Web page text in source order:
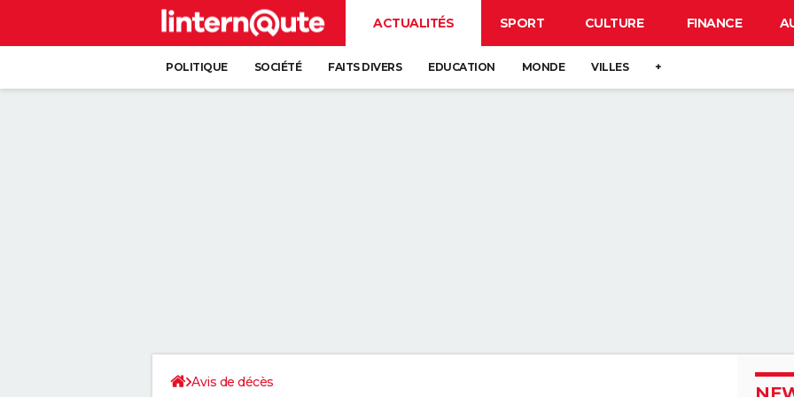
ACTUALITÉS SPORT CULTURE FINANCE
POLITIQUE SOCIÉTÉ FAITS DIVERS EDUCATION MONDE VILLES +
Avis de décès